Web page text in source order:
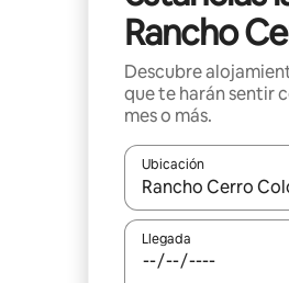
Rancho
Descubre
que te harán sentir
mes o más.
Ubicación
Cuando los
Llegada